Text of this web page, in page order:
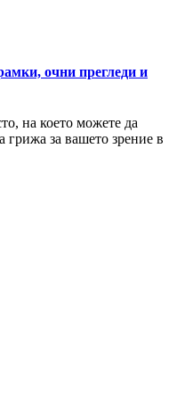
очни прегледи и
на което можете да
грижа за вашето зрение в